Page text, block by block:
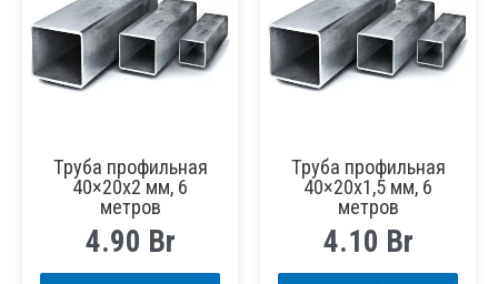
Труба профильная
40×20х2 мм, 6
метров
4.90 Br
Труба профильная
40×20х1,5 мм, 6
метров
4.10 Br